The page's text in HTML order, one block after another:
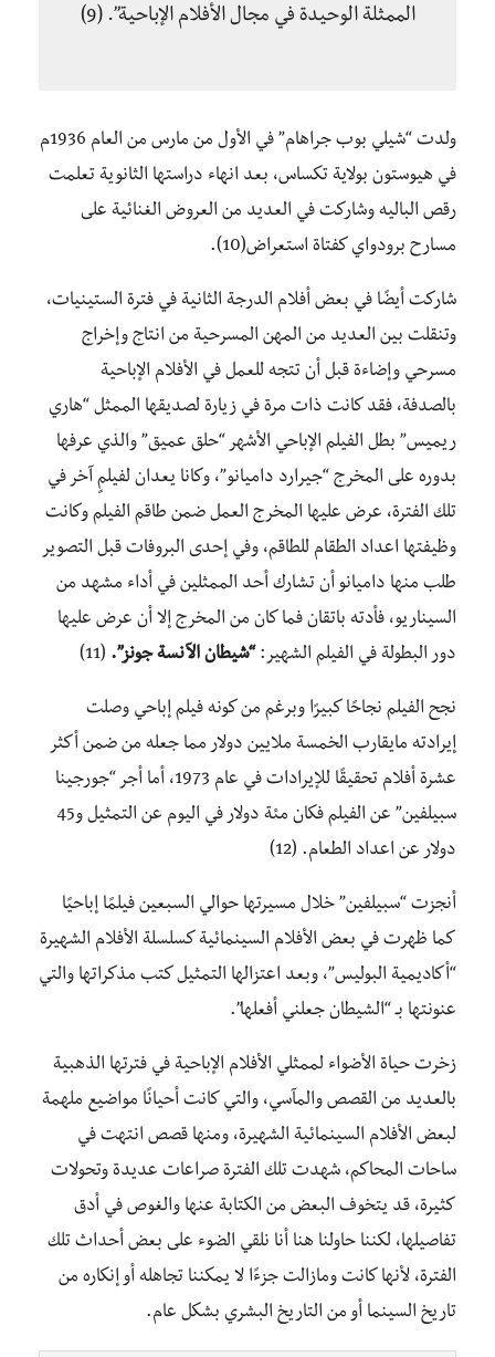
الممثلة الوحيدة في مجال الأفلام الإباحية”. (9)
ولدت “شيلي بوب جراهام” في الأول من مارس من العام 1936م
في هيوستون بولاية تكساس، بعد انهاء دراستها الثانوية تعلمت
رقص الباليه وشاركت في العديد من العروض الغنائية على
مسارح برودواي كفتاة استعراض(10).
شاركت أيضًا في بعض أفلام الدرجة الثانية في فترة الستينيات،
وتنقلت بين العديد من المهن المسرحية من انتاج وإخراج
مسرحي وإضاءة قبل أن تتجه للعمل في الأفلام الإباحية
بالصدفة، فقد كانت ذات مرة في زيارة لصديقها الممثل “هاري
ريميس” بطل الفيلم الإباحي الأشهر “حلق عميق” والذي عرفها
بدوره على المخرج “جيرارد داميانو”، وكانا يعدان لفيلمٍ آخر في
تلك الفترة، عرض عليها المخرج العمل ضمن طاقم الفيلم وكانت
وظيفتها اعداد الطقام للطاقم، وفي إحدى البروفات قبل التصوير
طلب منها داميانو أن تشارك أحد الممثلين في أداء مشهد من
السيناريو، فأدته باتقان فما كان من المخرج إلا أن عرض عليها
دور البطولة في الفيلم الشهير: “شيطان الآنسة جونز”. (11)
نجح الفيلم نجاحًا كبيرًا وبرغم من كونه فيلم إباحي وصلت
إيرادته مايقارب الخمسة ملايين دولار مما جعله من ضمن أكثر
عشرة أفلام تحقيقًا للإيرادات في عام 1973، أما أجر “جورجينا
سبيلفين” عن الفيلم فكان مئة دولار في اليوم عن التمثيل و45
دولار عن اعداد الطعام. (12)
أنجزت “سبيلفين” خلال مسيرتها حوالي السبعين فيلمًا إباحيًا
كما ظهرت في بعض الأفلام السينمائية كسلسلة الأفلام الشهيرة
“أكاديمية البوليس”، وبعد اعتزالها التمثيل كتب مذكراتها والتي
عنونتها بـ “الشيطان جعلني أفعلها”.
زخرت حياة الأضواء لممثلي الأفلام الإباحية في فترتها الذهبية
بالعديد من القصص والمآسي، والتي كانت أحيانًا مواضيع ملهمة
لبعض الأفلام السينمائية الشهيرة، ومنها قصص انتهت في
ساحات المحاكم، شهدت تلك الفترة صراعات عديدة وتحولات
كثيرة، قد يتخوف البعض من الكتابة عنها والغوص في أدق
تفاصيلها، لكننا حاولنا هنا أنا نلقي الضوء على بعض أحداث تلك
الفترة، لأنها كانت ومازالت جزءًا لا يمكننا تجاهله أو إنكاره من
تاريخ السينما أو من التاريخ البشري بشكل عام.